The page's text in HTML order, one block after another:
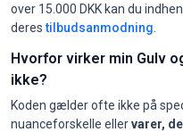
over 15.000 DKK kan du
derestilbudsanmodning
Hvorfor virker min Gulv
ikke?
Koden gælder ofte ikke på
nuanceforskelle ellervarer,